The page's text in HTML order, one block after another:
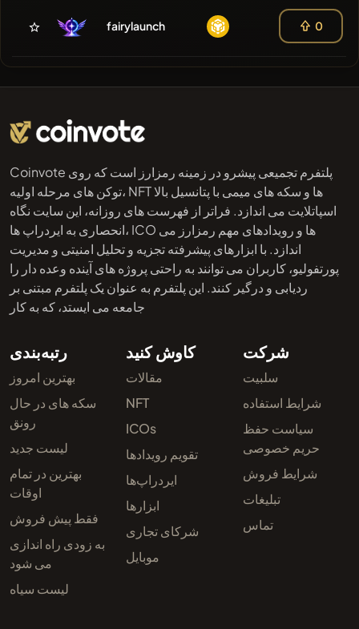
fairylaunch 0
Coinvote پلتفرم تجمیعی پیشرو در زمینه رمزارز است که روی
توکن های مرحله اولیه، NFT ها و سکه های میمی با پتانسیل بالا
اسپاتلایت می اندازد. فراتر از فهرست های روزانه، این سایت نگاه
انحصاری به ایردراپ ها، ICO ها و رویدادهای مهم رمزارز می
اندازد. با ابزارهای پیشرفته تجزیه و تحلیل امنیتی و مدیریت
پورتفولیو، کاربران می توانند به راحتی پروژه های آینده وعده دار را
ردیابی و درگیر کنند. این پلتفرم به عنوان یک پلتفرم مبتنی بر
جامعه می ایستد، که به کار
رتبه‌بندی
بهترین امروز
سکه های در حال
رونق
لیست جدید
بهترین در تمام
اوقات
فقط پیش فروش
به زودی راه اندازی
می شود
لیست سیاه
کاوش کنید
مقالات
NFT
ICOs
تقویم رویدادها
ایردراپ‌ها
ابزارها
شرکای تجاری
موبایل
شرکت
سلبیت
شرایط استفاده
سیاست حفظ
حریم خصوصی
شرایط فروش
تبلیغات
تماس